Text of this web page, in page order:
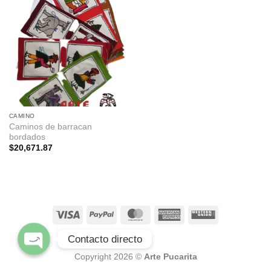
CAMINO
Caminos de barracan
bordados
$20,671.87
BLOG
Copyright 2026 © Arte Pucarita
Facebook pagina
WhatsApp
Contacto directo